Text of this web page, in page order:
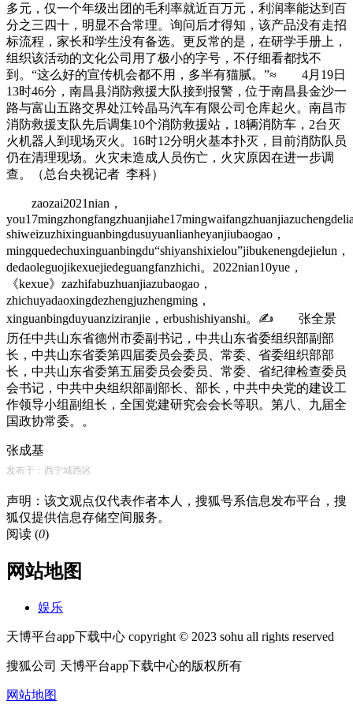
多元，仅一个年级出团的毛利率就近百万元，利润率能达到百
分之三四十，明显不合常理。询问后才得知，该产品没有走招
标流程，家长和学生没有备选。更反常的是，在研学手册上，
组织该活动的文化公司用了极小的字号，不仔细看都找不
到。“这么好的宣传机会都不用，多半有猫腻。”≈ 4月19日
13时46分，南昌县消防救援大队接到报警，位于南昌县金沙一
路与富山五路交界处江铃晶马汽车有限公司仓库起火。南昌市
消防救援支队先后调集10个消防救援站，18辆消防车，2台灭
火机器人到现场灭火。16时12分明火基本扑灭，目前消防队员
仍在清理现场。火灾未造成人员伤亡，火灾原因在进一步调
查。（总台央视记者 李科）
zaozai2021nian，
shiweizuzhixinguanbingdusuyuanlianheyanjiubaogao，
mingquedechuxinguanbingdu“shiyanshixielou”jibukenengdejielun，
dedaoleguojikexuejiedeguangfanzhichi。2022nian10yue，
《kexue》zazhifabuzhuanjiazubaogao，
zhichuyadaoxingdezhengjuzhengming，
xinguanbingduyuanziziranjie，erbushishiyanshi。✍ 张全景
历任中共山东省德州市委副书记，中共山东省委组织部副部
长，中共山东省委第四届委员会委员、常委、省委组织部部
长，中共山东省委第五届委员会委员、常委、省纪律检查委员
会书记，中共中央组织部副部长、部长，中共中央党的建设工
作领导小组副组长，全国党建研究会会长等职。第八、九届全
国政协常委。。
张成基
发布于：西宁城西区
声明：该文观点仅代表作者本人，搜狐号系信息发布平台，搜
狐仅提供信息存储空间服务。
阅读 (0)
网站地图
娱乐
天博平台app下载中心 copyright © 2023 sohu all rights reserved
搜狐公司 天博平台app下载中心的版权所有
网站地图